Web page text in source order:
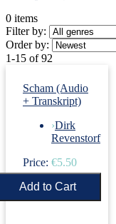
0 items
Filter by:
Order by:
1-15 of 92
Scham (Audio
+ Transkript)
›Dirk
Revenstorf
Price: €5.50